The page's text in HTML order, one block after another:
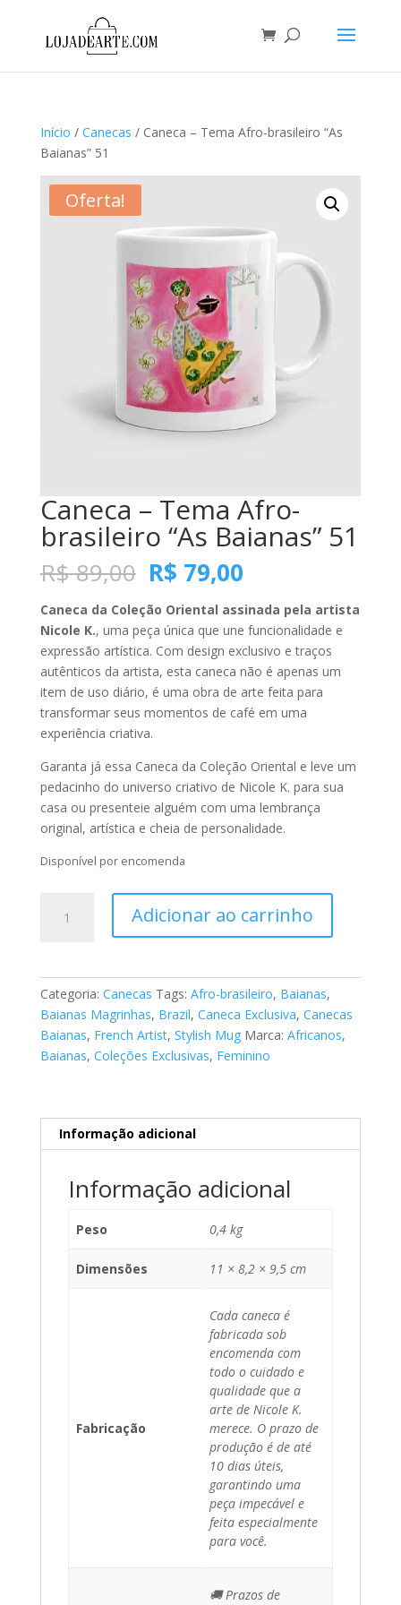
Início / Canecas / Caneca – Tema Afro-brasileiro “As
Baianas” 51
Oferta!
Caneca – Tema Afro-
brasileiro “As Baianas” 51
R$89,00 O
preço
original
era:
R$ 89,00.
R$ 79,00O
atual
é:
R$ 79,00.
Caneca da Coleção Oriental assinada pela artista
Nicole K., uma peça única que une funcionalidade e
expressão artística. Com design exclusivo e traços
autênticos da artista, esta caneca não é apenas um
item de uso diário, é uma obra de arte feita para
transformar seus momentos de café em uma
experiência criativa.
Garanta já essa Caneca da Coleção Oriental e leve um
pedacinho do universo criativo de Nicole K. para sua
casa ou presenteie alguém com uma lembrança
original, artística e cheia de personalidade.
Disponível por encomenda
quantidade
Adicionar ao carrinho
Categoria: Canecas Tags: Afro-brasileiro, Baianas,
Baianas Magrinhas, Brazil, Caneca Exclusiva, Canecas
Baianas, French Artist, Stylish Mug Marca: Africanos,
Baianas, Coleções Exclusivas, Feminino
Informação adicional
Informação adicional
Peso 0,4 kg
Dimensões 11 × 8,2 × 9,5 cm
Fabricação
Cada caneca é
fabricada sob
encomenda com
todo o cuidado e
qualidade que a
arte de Nicole K.
merece. O prazo de
produção é de até
10 dias úteis,
garantindo uma
peça impecável e
feita especialmente
para você.
🚚 Prazos de